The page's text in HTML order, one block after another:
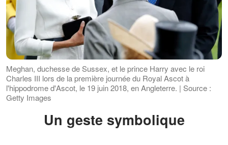
Meghan, duchesse de Sussex, et le prince Harry avec le roi
Charles III lors de la première journée du Royal Ascot à
l'hippodrome d'Ascot, le 19 juin 2018, en Angleterre. | Source :
Getty Images
Un geste symbolique